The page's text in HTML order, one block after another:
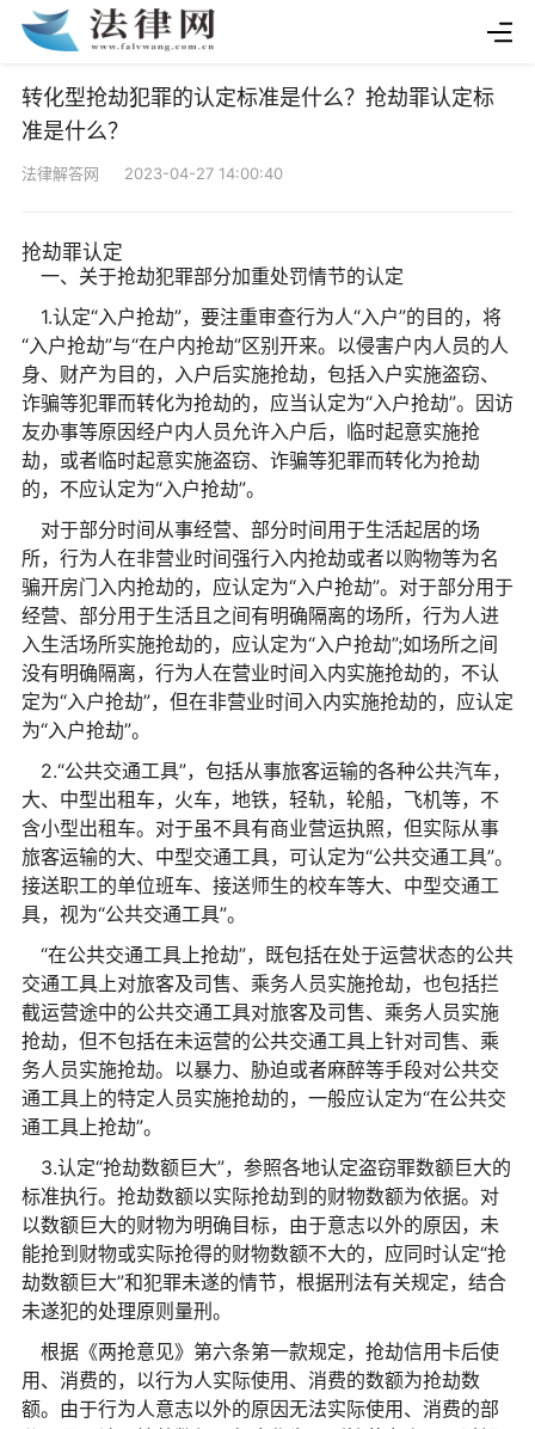
转化型抢劫犯罪的认定标准是什么？抢劫罪认定标
准是什么？
法律解答网 2023-04-27 14:00:40
抢劫罪认定
一、关于抢劫犯罪部分加重处罚情节的认定
1.认定“入户抢劫”，要注重审查行为人“入户”的目的，将
“入户抢劫”与“在户内抢劫”区别开来。以侵害户内人员的人
身、财产为目的，入户后实施抢劫，包括入户实施盗窃、
诈骗等犯罪而转化为抢劫的，应当认定为“入户抢劫”。因访
友办事等原因经户内人员允许入户后，临时起意实施抢
劫，或者临时起意实施盗窃、诈骗等犯罪而转化为抢劫
的，不应认定为“入户抢劫”。
对于部分时间从事经营、部分时间用于生活起居的场
所，行为人在非营业时间强行入内抢劫或者以购物等为名
骗开房门入内抢劫的，应认定为“入户抢劫”。对于部分用于
经营、部分用于生活且之间有明确隔离的场所，行为人进
入生活场所实施抢劫的，应认定为“入户抢劫”;如场所之间
没有明确隔离，行为人在营业时间入内实施抢劫的，不认
定为“入户抢劫”，但在非营业时间入内实施抢劫的，应认定
为“入户抢劫”。
2.“公共交通工具”，包括从事旅客运输的各种公共汽车，
大、中型出租车，火车，地铁，轻轨，轮船，飞机等，不
含小型出租车。对于虽不具有商业营运执照，但实际从事
旅客运输的大、中型交通工具，可认定为“公共交通工具”。
接送职工的单位班车、接送师生的校车等大、中型交通工
具，视为“公共交通工具”。
“在公共交通工具上抢劫”，既包括在处于运营状态的公共
交通工具上对旅客及司售、乘务人员实施抢劫，也包括拦
截运营途中的公共交通工具对旅客及司售、乘务人员实施
抢劫，但不包括在未运营的公共交通工具上针对司售、乘
务人员实施抢劫。以暴力、胁迫或者麻醉等手段对公共交
通工具上的特定人员实施抢劫的，一般应认定为“在公共交
通工具上抢劫”。
3.认定“抢劫数额巨大”，参照各地认定盗窃罪数额巨大的
标准执行。抢劫数额以实际抢劫到的财物数额为依据。对
以数额巨大的财物为明确目标，由于意志以外的原因，未
能抢到财物或实际抢得的财物数额不大的，应同时认定“抢
劫数额巨大”和犯罪未遂的情节，根据刑法有关规定，结合
未遂犯的处理原则量刑。
根据《两抢意见》第六条第一款规定，抢劫信用卡后使
用、消费的，以行为人实际使用、消费的数额为抢劫数
额。由于行为人意志以外的原因无法实际使用、消费的部